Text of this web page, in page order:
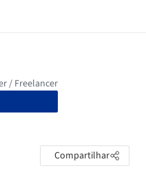
Compartilhar